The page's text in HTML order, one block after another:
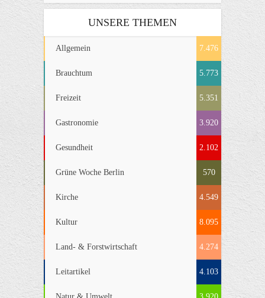
UNSERE THEMEN
Allgemein 7.476
Brauchtum 5.773
Freizeit 5.351
Gastronomie 3.920
Gesundheit 2.102
Grüne Woche Berlin 570
Kirche 4.549
Kultur 8.095
Land- & Forstwirtschaft 4.274
Leitartikel 4.103